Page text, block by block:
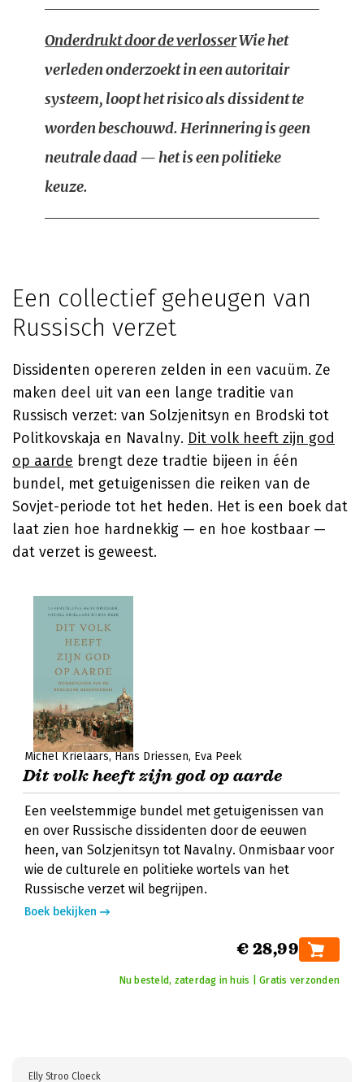
Onderdrukt door de verlosserWie het
verleden onderzoekt in een autoritair
systeem, loopt het risico als dissident te
worden beschouwd. Herinnering is geen
neutrale daad — het is een politieke
keuze.
Een collectief geheugen van
Russisch verzet
Dissidenten opereren zelden in een vacuüm. Ze
maken deel uit van een lange traditie van
Russisch verzet: van Solzjenitsyn en Brodski tot
Politkovskaja en Navalny. Dit volk heeft zijn god
op aarde brengt deze tradtie bijeen in één
bundel, met getuigenissen die reiken van de
Sovjet-periode tot het heden. Het is een boek dat
laat zien hoe hardnekkig — en hoe kostbaar —
dat verzet is geweest.
Michel Krielaars Hans Driessen Eva Peek
Dit volk heeft zijn god op aarde
Een veelstemmige bundel met getuigenissen van
en over Russische dissidenten door de eeuwen
heen, van Solzjenitsyn tot Navalny. Onmisbaar voor
wie de culturele en politieke wortels van het
Russische verzet wil begrijpen.
Boek bekijken
€ 28,99
Nu besteld, zaterdag in huis | Gratis verzonden
Elly Stroo Cloeck